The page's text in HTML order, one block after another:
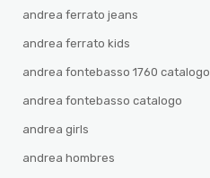
andrea ferrato jeans
andrea ferrato kids
andrea fontebasso 1760 catalogo
andrea fontebasso catalogo
andrea girls
andrea hombres